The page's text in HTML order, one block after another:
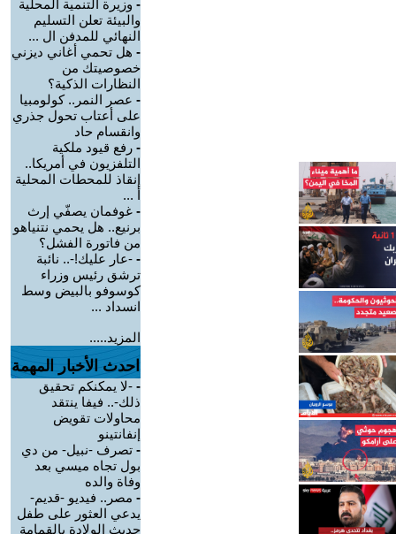
- وزيرة التنمية المحلية
والبيئة تعلن التسليم
النهائي للمدفن ال ...
- هل تحمي أغاني ديزني
خصوصيتك من
النظارات الذكية؟
- عصر النمر.. كولومبيا
على أعتاب تحول جذري
وانقسام حاد
- رفع قيود ملكية
التلفزيون في أمريكا..
إنقاذ للمحطات المحلية
أ ...
- غوفمان يصفّي إرث
برنيع.. هل يحمي نتنياهو
من فاتورة الفشل؟
- -عار عليك!-.. نائبة
ترشق رئيس وزراء
كوسوفو بالبيض وسط
انسداد ...
المزيد.....
احدث الأخبار المهمة
- -لا يمكنكم تحقيق
ذلك-.. فيفا ينتقد
محاولات تقويض
إنفانتينو
- تصرف -نبيل- من دي
بول تجاه ميسي بعد
وفاة والده
- مصر.. فيديو -قديم-
يدعي العثور على طفل
حديث الولادة بالقمامة